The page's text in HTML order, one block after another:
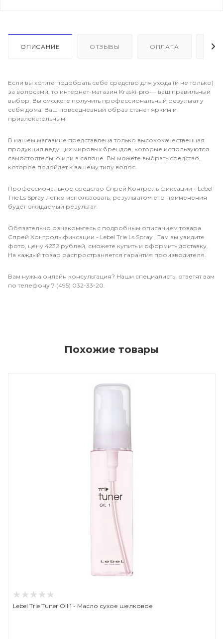
ОПИСАНИЕ ОТЗЫВЫ ОПЛАТА
Если вы хотите подобрать себе средство для ухода (и не только)
за волосами, то интернет-магазин Kraski-pro — ваш правильный
выбор. Вы сможете получить профессиональный результат у
себя дома. Ваш повседневный образ станет ярким и
привлекательным.
В нашем магазине представлена только высококачественная
продукция ведущих мировых брендов, которые используются
самостоятельно или в салоне. Вы можете выбрать средство,
которое подойдет к вашему типу волос.
Профессиональное средство Cпрей Контроль фиксации - Lebel
Trie Ls Spray легко использовать, результатом его применения
будет ожидаемый результат.
Обязательно ознакомьтесь с подробным описанием товара
Cпрей Контроль фиксации - Lebel Trie Ls Spray . Там вы увидите
фото, цену 4232 рублей, сможете купить и оформить доставку.
На каждый товар распространяется гарантия производителя.
Вам нужна онлайн консультация? Наши специалисты ответят вам
по телефону 7 (495) 032-33-20.
Похожие товары
Lebel Trie Tuner Oil 1 - Масло сухое шелковое